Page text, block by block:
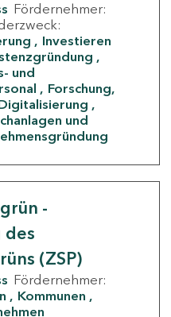
Fördernehmer:
Investieren
und
Forschung,
und
-
des
(ZSP)
Fördernehmer:
Kommunen